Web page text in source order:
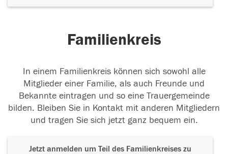
Familienkreis
In einem Familienkreis können sich sowohl alle
Mitglieder einer Familie, als auch Freunde und
Bekannte eintragen und so eine Trauergemeinde
bilden. Bleiben Sie in Kontakt mit anderen Mitgliedern
und tragen Sie sich jetzt ganz bequem ein.
Jetzt anmelden um Teil des Familienkreises zu